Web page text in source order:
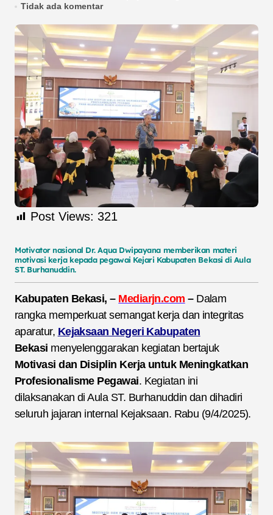
Tidak ada komentar
Post Views: 321
Motivator nasional Dr. Aqua Dwipayana memberikan materi
motivasi kerja kepada pegawai Kejari Kabupaten Bekasi di Aula
ST. Burhanuddin.
Kabupaten Bekasi, – Mediarjn.com –Dalam
rangka memperkuat semangat kerja dan integritas
aparatur, Kejaksaan Negeri Kabupaten
Bekasi menyelenggarakan kegiatan bertajuk
Motivasi dan Disiplin Kerja untuk Meningkatkan
Profesionalisme Pegawai. Kegiatan ini
dilaksanakan di Aula ST. Burhanuddin dan dihadiri
seluruh jajaran internal Kejaksaan. Rabu (9/4/2025).